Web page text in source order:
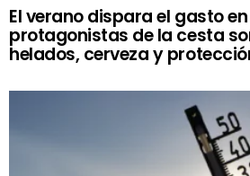
El verano dispara el gasto
protagonistas de la cesta
helados, cerveza y